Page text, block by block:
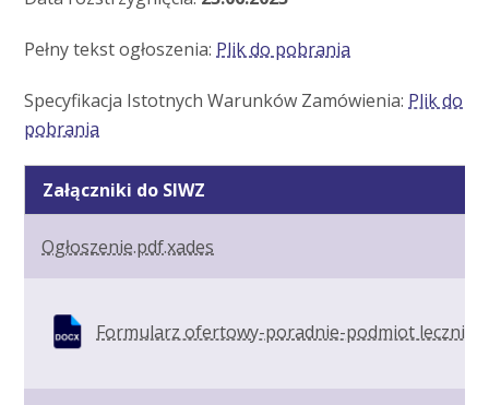
Pełny tekst ogłoszenia: Plik do pobrania
Specyfikacja Istotnych Warunków Zamówienia: Plik do
pobrania
Załączniki do SIWZ
Ogłoszenie.pdf.xades
Formularz ofertowy-poradnie-podmiot